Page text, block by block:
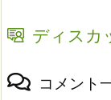
ディスカ
コメント